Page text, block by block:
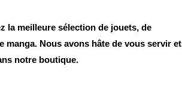
la meilleure sélection de jouets, de
Nous avons hâte de vous servir et
notre boutique.